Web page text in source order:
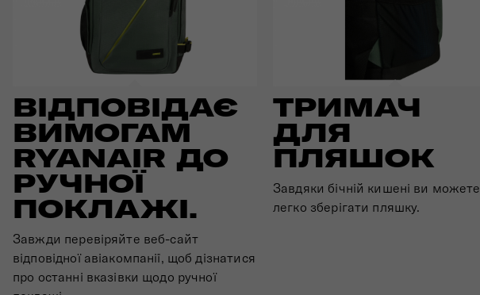
ВІДПОВІДАЄ
ВИМОГАМ
RYANAIR ДО
РУЧНОЇ
ПОКЛАЖІ.
Завжди перевіряйте веб-сайт
відповідної авіакомпанії, щоб дізнатися
про останні вказівки щодо ручної
ТРИМАЧ
ДЛЯ
ПЛЯШОК
Завдяки бічній кишені ви можете
легко зберігати пляшку.